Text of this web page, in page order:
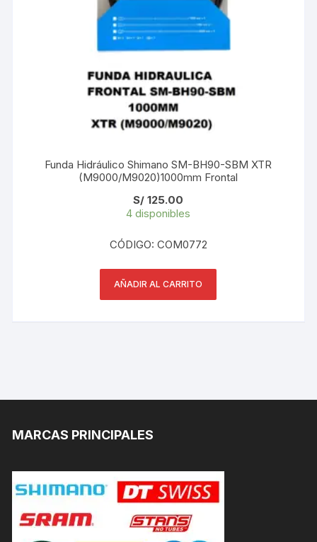
Funda Hidráulico Shimano SM-BH90-SBM XTR
(M9000/M9020)1000mm Frontal
S/ 125.00
4 disponibles
CÓDIGO: COM0772
AÑADIR AL CARRITO
MARCAS PRINCIPALES